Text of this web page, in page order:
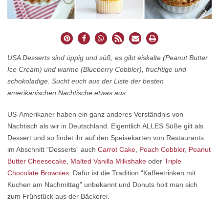
USA Desserts sind üppig und süß, es gibt eiskalte (Peanut Butter
Ice Cream) und warme (Blueberry Cobbler), fruchtige und
schokoladige. Sucht euch aus der Liste der besten
amerikanischen Nachtische etwas aus.
US-Amerikaner haben ein ganz anderes Verständnis von
Nachtisch als wir in Deutschland. Eigentlich ALLES Süße gilt als
Dessert und so findet ihr auf den Speisekarten von Restaurants
im Abschnitt “Desserts” auch Carrot Cake Peach Cobbler, Peanut
Butter Cheesecake Malted Vanilla Milkshake oder Triple
Chocolate Brownies . Dafür ist die Tradition “Kaffeetrinken mit
Kuchen am Nachmittag” unbekannt und Donuts holt man sich
zum Frühstück aus der Bäckerei.